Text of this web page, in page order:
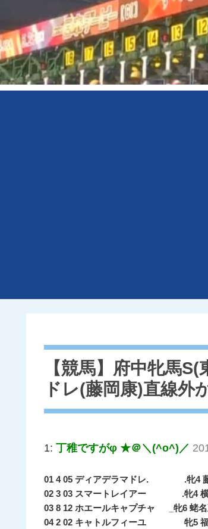
【競馬】府中牝馬
ドレ(藤岡康)直線外
1: 丁稚ですがφ ★＠＼(^o^)／
01 4 05 ディアデラマドレ. .牝4
02 3 03 スマートレイアー .牝4 横
03 8 12 ホエールキャプチャ _牝6 蛯
04 2 02 キャトルフィーユ 牝5 福